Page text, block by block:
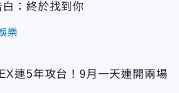
：終於找到你
樂
連5年攻台！9月一天連開兩場